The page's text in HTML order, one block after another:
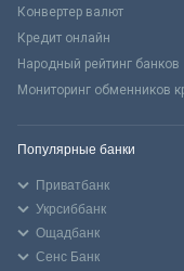
Конвертер валют
Кредит онлайн
Народный рейтинг банков
Мониторинг обменников
Популярные банки
Приватбанк
Укрсиббанк
Ощадбанк
Сенс Банк